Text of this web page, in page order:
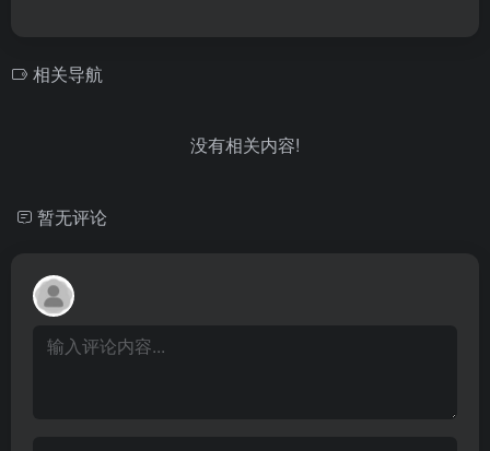
相关导航
没有相关内容!
暂无评论